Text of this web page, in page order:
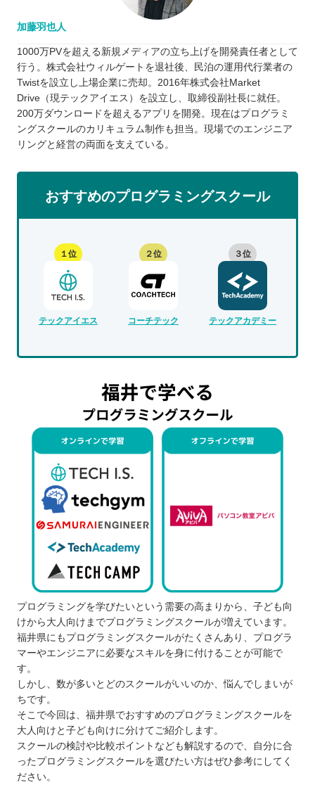
加藤羽也人
1000万PVを超える新規メディアの立ち上げを開発責任者として
行う。株式会社ウィルゲートを退社後、民泊の運用代行業者の
Twistを設立し上場企業に売却。2016年株式会社Market
Drive（現テックアイエス）を設立し、取締役副社長に就任。
200万ダウンロードを超えるアプリを開発。現在はプログラミ
ングスクールのカリキュラム制作も担当。現場でのエンジニア
リングと経営の両面を支えている。
おすすめのプログラミングスクール
１位
テックアイエス
２位
コーチテック
３位
テックアカデミー
プログラミングを学びたいという需要の高まりから、子ども向
けから大人向けまでプログラミングスクールが増えています。
福井県にもプログラミングスクールがたくさんあり、プログラ
マーやエンジニアに必要なスキルを身に付けることが可能で
す。
しかし、数が多いとどのスクールがいいのか、悩んでしまいが
ちです。
そこで今回は、福井県でおすすめのプログラミングスクールを
大人向けと子ども向けに分けてご紹介します。
スクールの検討や比較ポイントなども解説するので、自分に合
ったプログラミングスクールを選びたい方はぜひ参考にしてく
ださい。